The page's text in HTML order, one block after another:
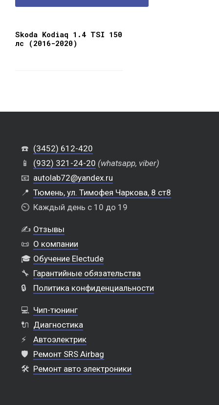
Skoda Kodiaq 1.4 TSI 150
лс (2016-2020)
☎️ (3452) 612-420
📱
(932) 321-24-20 (whatsapp, viber)
📧 autolab72@yandex.ru
📍 Тюмень, ул. Тимофея Чаркова, 8 ст8
⏲️ Каждый день с 10 до 19
✍️ Отзывы
📜 О компании
🎓 Обучение Electude
🔧 Гарантийные обязательства
🔒
Политика конфиденциальности
💻 Чип-тюнинг
🔌 Диагностика
⚡
Автоэлектрик
🛡️ Ремонт SRS Airbag
🛠️ Ремонт авто электроники